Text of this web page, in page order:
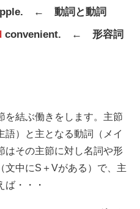
← 動詞と動詞
convenient. ← 形容詞
を結ぶ働きをします。主節
語）と主となる動詞（メイ
はその主節に対し名詞や形
文中にS＋Vがある）で、主
ば・・・